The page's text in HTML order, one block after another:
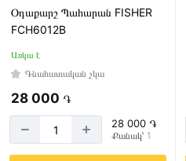
Օդաքարշ Պահարան FISHER
FCH6012B
Առկա է
Գնահատական չկա
28 000 ֏
28 000 ֏
Քանակ՝ 1